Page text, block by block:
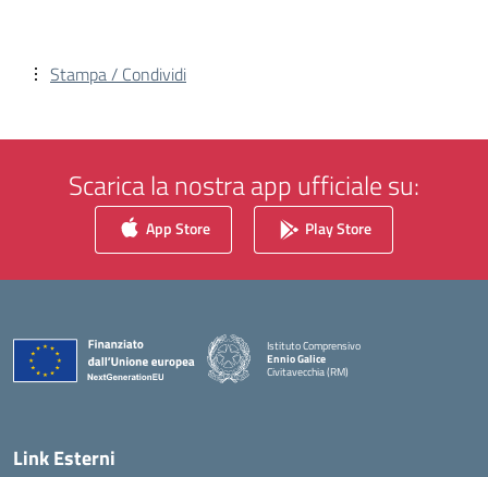
Stampa / Condividi
Scarica la nostra app ufficiale su:
App Store Play Store
Istituto Comprensivo
Ennio Galice
Civitavecchia (RM)
Link Esterni